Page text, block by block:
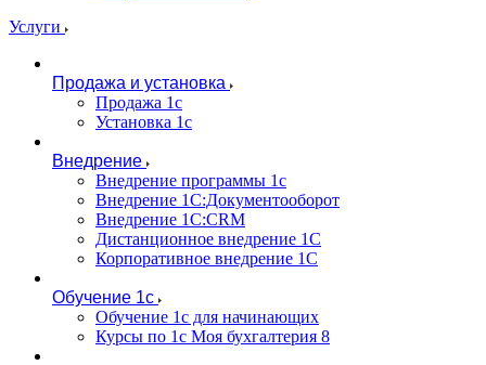
Услуги
Продажа и установка
Продажа 1с
Установка 1с
Внедрение
Внедрение программы 1с
Внедрение 1С:Документооборот
Внедрение 1С:CRM
Дистанционное внедрение 1С
Корпоративное внедрение 1С
Обучение 1с
Обучение 1с для начинающих
Курсы по 1с Моя бухгалтерия 8